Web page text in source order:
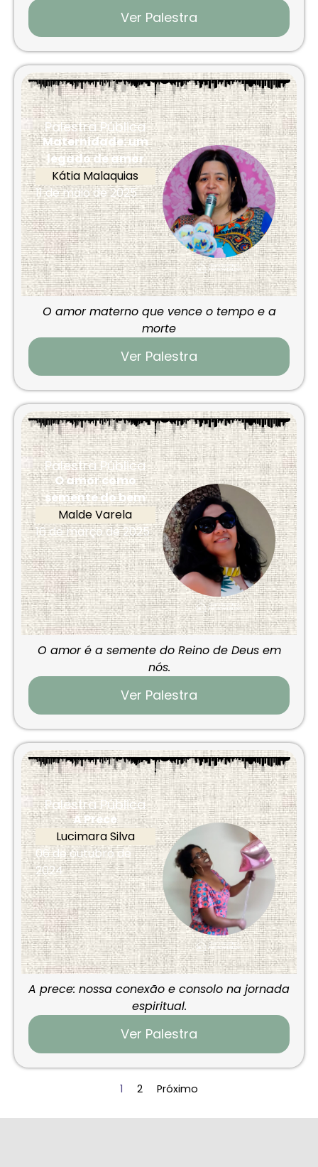
Ver Palestra
Palestra Pública
Maternidade: um
legado de amor
Kátia Malaquias
11 de maio de 2025
O amor materno que vence o tempo e a
morte
Ver Palestra
Palestra Pública
O amor como
semente do bem
Malde Varela
16 de março de 2025
O amor é a semente do Reino de Deus em
nós.
Ver Palestra
Palestra Pública
A Prece
Lucimara Silva
06 de outubro de
2024
A prece: nossa conexão e consolo na jornada
espiritual.
Ver Palestra
1 2 Próximo